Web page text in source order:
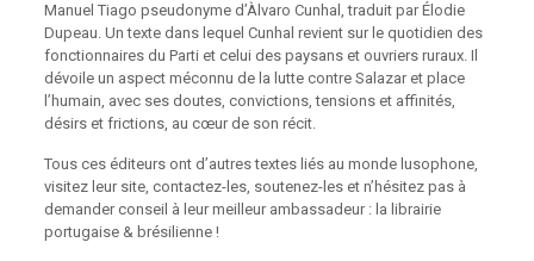
Manuel Tiago pseudonyme d’Àlvaro Cunhal, traduit par Élodie
Dupeau. Un texte dans lequel Cunhal revient sur le quotidien des
fonctionnaires du Parti et celui des paysans et ouvriers ruraux. Il
dévoile un aspect méconnu de la lutte contre Salazar et place
l’humain, avec ses doutes, convictions, tensions et affinités,
désirs et frictions, au cœur de son récit.
Tous ces éditeurs ont d’autres textes liés au monde lusophone,
visitez leur site, contactez-les, soutenez-les et n’hésitez pas à
demander conseil à leur meilleur ambassadeur : la librairie
portugaise & brésilienne !